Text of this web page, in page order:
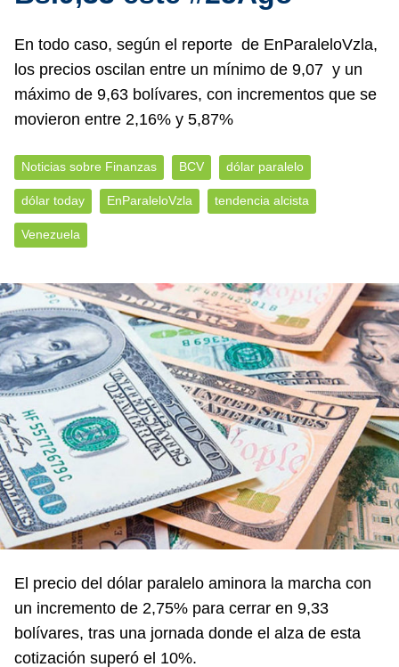
En todo caso, según el reporte de EnParaleloVzla,
los precios oscilan entre un mínimo de 9,07 y un
máximo de 9,63 bolívares, con incrementos que se
movieron entre 2,16% y 5,87%
Noticias sobre Finanzas BCV dólar paralelo
dólar today EnParaleloVzla tendencia alcista
Venezuela
El precio del dólar paralelo aminora la marcha con
un incremento de 2,75% para cerrar en 9,33
bolívares, tras una jornada donde el alza de esta
cotización superó el 10%.